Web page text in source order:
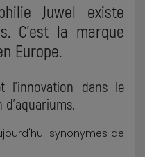
Juwel existe
C'est la marque
Europe.
l'innovation dans le
synonymes de